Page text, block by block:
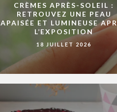
CRÈMES APRÈS-SOLEIL :
RETROUVEZ UNE PEAU
APAISÉE ET LUMINEUSE
L’EXPOSITION
18 JUILLET 2026